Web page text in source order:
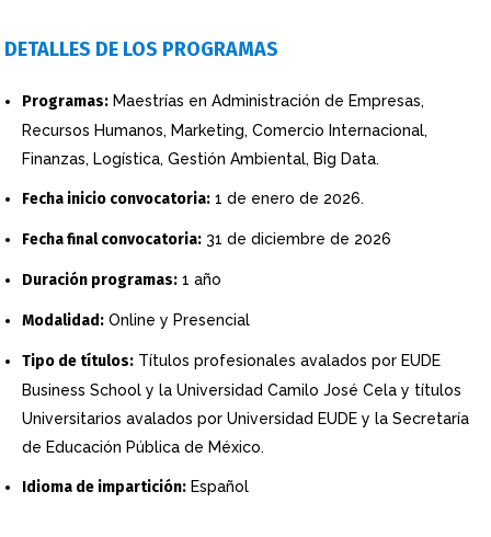
DETALLES DE LOS PROGRAMAS
Programas: Maestrías en Administración de Empresas,
Recursos Humanos, Marketing, Comercio Internacional,
Finanzas, Logística, Gestión Ambiental, Big Data.
Fecha inicio convocatoria: 1 de enero de 2026.
Fecha final convocatoria: 31 de diciembre de 2026
Duración programas: 1 año
Modalidad: Online y Presencial
Tipo de títulos: Títulos profesionales avalados por EUDE
Business School y la Universidad Camilo José Cela y títulos
Universitarios avalados por Universidad EUDE y la Secretaría
de Educación Pública de México.
Idioma de impartición: Español